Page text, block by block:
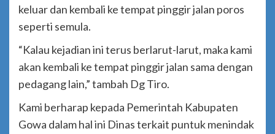
keluar dan kembali ke tempat pinggir jalan poros
seperti semula.
“Kalau kejadian ini terus berlarut-larut, maka kami
akan kembali ke tempat pinggir jalan sama dengan
pedagang lain,” tambah Dg Tiro.
Kami berharap kepada Pemerintah Kabupaten
Gowa dalam hal ini Dinas terkait puntuk menindak